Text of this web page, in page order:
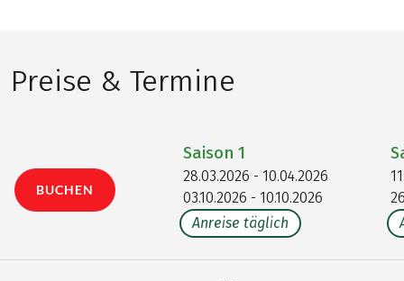
Preise & Termine
BUCHEN
Saison 1
28.03.2026 - 10.04.2026
03.10.2026 - 10.10.2026
Anreise täglich